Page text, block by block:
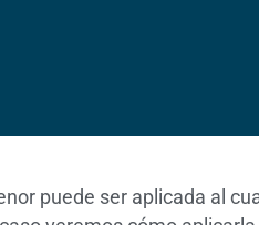
puede ser aplicada al